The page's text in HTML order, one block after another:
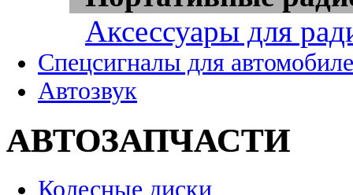
Аксессуары для
Спецсигналы для
Автозвук
АВТОЗАПЧАСТИ
Колесные диски